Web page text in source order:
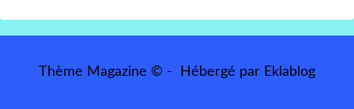
Thème Magazine © - Hébergé par Eklablog